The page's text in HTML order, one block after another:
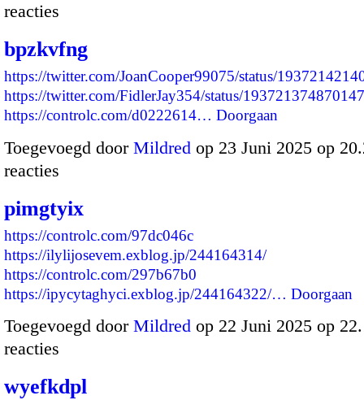
reacties
bpzkvfng
https://twitter.com/JoanCooper99075/status/
https://twitter.com/FidlerJay354/status/
https://controlc.com/d0222614… Doorgaan
Toegevoegd door Mildred op 23 Juni 2025 op
reacties
pimgtyix
https://controlc.com/97dc046c
https://ilylijosevem.exblog.jp/244164314/
https://controlc.com/297b67b0
https://ipycytaghyci.exblog.jp/244164322/… Doorgaan
Toegevoegd door Mildred op 22 Juni 2025 op
reacties
wyefkdpl